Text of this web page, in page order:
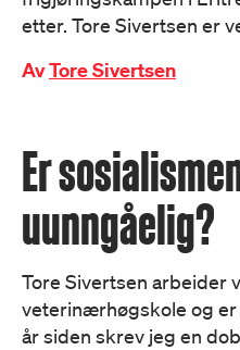
etter. Tore Sivertsen er
AvTore Sivertsen
Er
uunngåelig?
Tore Sivertsen arbeider
veterinærhøgskole og er
år siden skrev jeg en